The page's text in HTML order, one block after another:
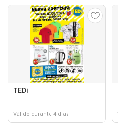
TEDi
Válido durante 4 días